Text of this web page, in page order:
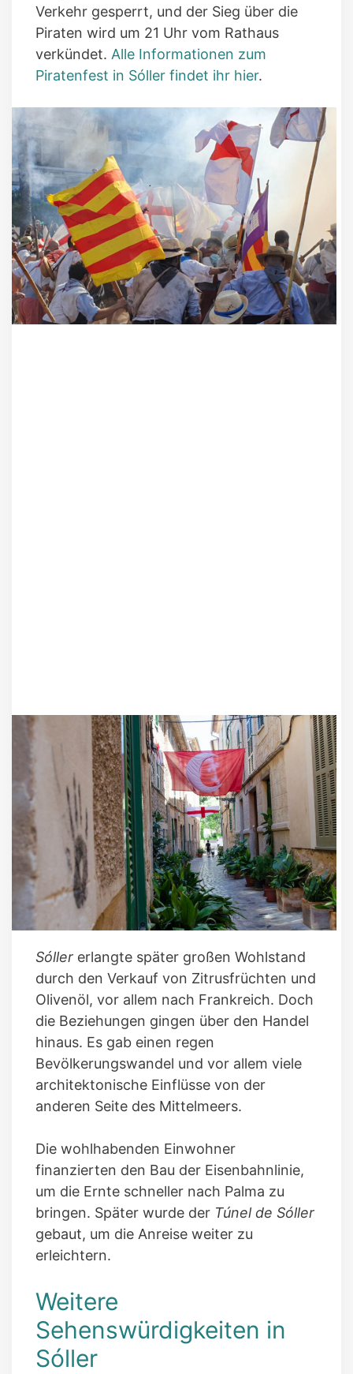
Verkehr gesperrt, und der Sieg über die
Piraten wird um 21 Uhr vom Rathaus
verkündet. Alle Informationen zum
Piratenfest in Sóller findet ihr hier.
Sóller erlangte später großen Wohlstand
durch den Verkauf von Zitrusfrüchten und
Olivenöl, vor allem nach Frankreich. Doch
die Beziehungen gingen über den Handel
hinaus. Es gab einen regen
Bevölkerungswandel und vor allem viele
architektonische Einflüsse von der
anderen Seite des Mittelmeers.
Die wohlhabenden Einwohner
finanzierten den Bau der Eisenbahnlinie,
um die Ernte schneller nach Palma zu
bringen. Später wurde der Túnel de Sóller
gebaut, um die Anreise weiter zu
erleichtern.
Weitere
Sehenswürdigkeiten in
Sóller